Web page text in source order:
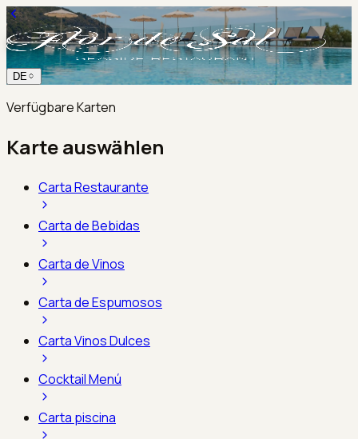
DE
Verfügbare Karten
Karte auswählen
Carta Restaurante
Carta de Bebidas
Carta de Vinos
Carta de Espumosos
Carta Vinos Dulces
Cocktail Menú
Carta piscina